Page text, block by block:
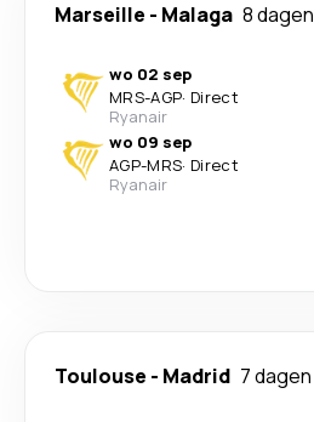
Marseille - Malaga 8 dagen
wo 02 sep
MRS-AGP· Direct
Ryanair
wo 09 sep
AGP-MRS· Direct
Ryanair
Toulouse - Madrid 7 dagen